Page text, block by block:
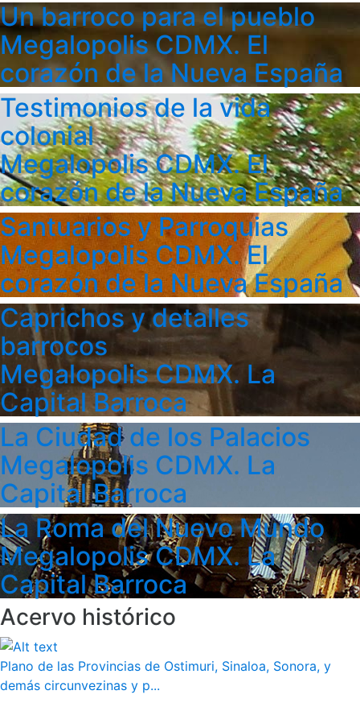
Un barroco para el pueblo
Megalopolis CDMX. El
corazón de la Nueva España
Testimonios de la vida
colonial
Megalopolis CDMX. El
corazón de la Nueva España
Santuarios y Parroquias
Megalopolis CDMX. El
corazón de la Nueva España
Caprichos y detalles
barrocos
Megalopolis CDMX. La
Capital Barroca
La Ciudad de los Palacios
Megalopolis CDMX. La
Capital Barroca
La Roma del Nuevo Mundo
Megalopolis CDMX. La
Capital Barroca
Acervo histórico
Plano de las Provincias de Ostimuri, Sinaloa, Sonora, y
demás circunvezinas y p...